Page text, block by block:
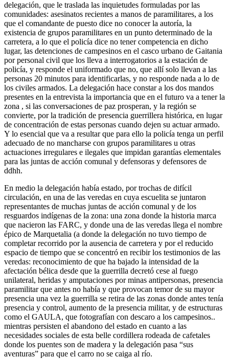
delegación, que le traslada las inquietudes formuladas por las
comunidades: asesinatos recientes a manos de paramilitares, a los
que el comandante de puesto dice no conocer la autoría, la
existencia de grupos paramilitares en un punto determinado de la
carretera, a lo que el policía dice no tener competencia en dicho
lugar, las detenciones de campesinos en el casco urbano de Gaitania
por personal civil que los lleva a interrogatorios a la estación de
policía, y responde el uniformado que no, que allí solo llevan a las
personas 20 minutos para identificarlas, y no responde nada a lo de
los civiles armados. La delegación hace constar a los dos mandos
presentes en la entrevista la importancia que en el futuro va a tener la
zona , si las conversaciones de paz prosperan, y la región se
convierte, por la tradición de presencia guerrillera histórica, en lugar
de concentración de estas personas cuando dejen su actuar armado.
Y lo esencial que va a resultar que para ello la policía tenga un perfil
adecuado de no mancharse con grupos paramilitares u otras
actuaciones irregulares e ilegales que impidan garantías elementales
para las juntas de acción comunal y defensoras y defensores de
ddhh.
En medio la delegación había estado, por trochas de difícil
circulación, en una de las veredas en cuya escuelita se juntaron
representantes de muchas juntas de acción comunal y de los
resguardos indígenas de la zona: una zona donde la historia marca
que nacieron las FARC, y donde una de las veredas llega el nombre
épico de Marquetalia (a donde la delegación no tuvo tiempo de
completar recorrido por la ausencia de carretera y por el reducido
espacio de tiempo que se concentró en recibir los testimonios de las
veredas: reconocimiento de que ha bajado la intensidad de la
afectación bélica desde que la guerrilla decretó cese al fuego
unilateral, heridas y amputaciones por minas antipersonas, presencia
paramilitar que antes no había y que provocan temor de su mayor
presencia una vez la guerrilla se retira de las zonas donde antes tenía
presencia y control, aumento de la presencia militar, y de estructuras
como el GAULA, que fotografían con descaro a los campesinos..
mientras persisten el abandono del estado en cuanto a las
necesidades sociales de esta belle cordillera rodeada de cafetales
donde los puentes son de madera y la delegación pasa “sus
aventuras” para que el carro no se caiga al río.